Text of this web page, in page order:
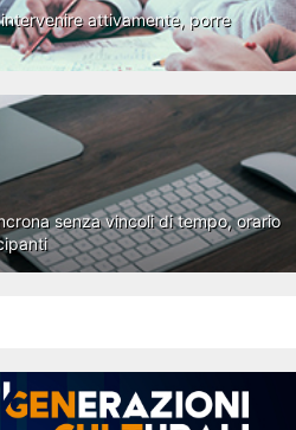
attivamente, porre
senza vincoli di tempo, orario